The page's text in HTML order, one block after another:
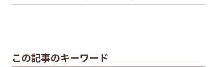
この記事のキーワード